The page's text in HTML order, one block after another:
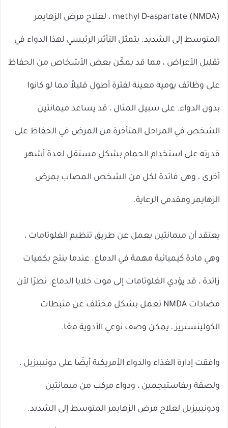
methyl D-aspartate (NMDA) ، لعلاج مرض الزهايمر
المتوسط ​​إلى الشديد. يتمثل التأثير الرئيسي لهذا الدواء في
تقليل الأعراض ، مما قد يمكّن بعض الأشخاص من الحفاظ
على وظائف يومية معينة لفترة أطول قليلاً مما لو كانوا
بدون الدواء. على سبيل المثال ، قد يساعد ميمانتين
الشخص في المراحل المتأخرة من المرض في الحفاظ على
قدرته على استخدام الحمام بشكل مستقل لعدة أشهر
أخرى ، وهي فائدة لكل من الشخص المصاب بمرض
الزهايمر ومقدمي الرعاية.
يعتقد أن ميمانتين يعمل عن طريق تنظيم الغلوتامات ،
وهي مادة كيميائية مهمة في الدماغ. عندما ينتج بكميات
زائدة ، قد يؤدي الغلوتامات إلى موت خلايا الدماغ. نظرًا لأن
مضادات NMDA تعمل بشكل مختلف عن مثبطات
الكولينستريز ، يمكن وصف نوعي الأدوية معًا.
وافقت إدارة الغذاء والدواء الأمريكية أيضًا على دونيبيزيل ،
ولصقة ريفاستيجمين ، ودواء مركب من ميمانتين
ودونيبيزيل لعلاج مرض الزهايمر المتوسط ​​إلى الشديد.